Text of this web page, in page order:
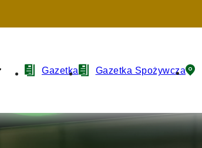
NawigacjaGazetka Gazetka Spożywcza